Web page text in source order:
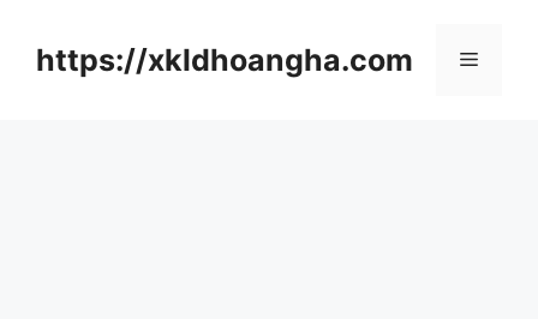
https://xkldhoangha.com 메